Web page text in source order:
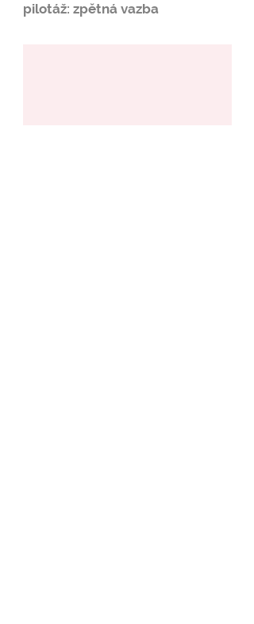
pilotáž: zpětná vazba